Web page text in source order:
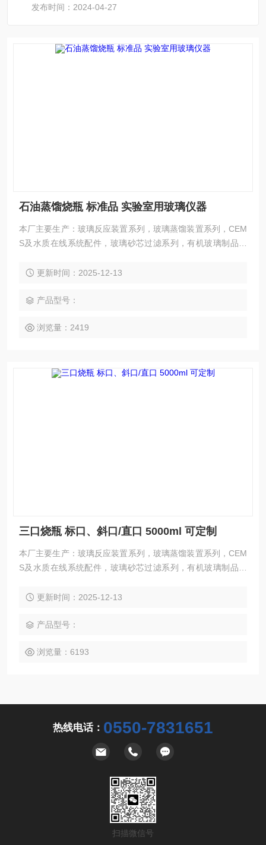
发布时间：2024-04-27
石油蒸馏烧瓶 标准品 实验室用玻璃仪器
本厂主要生产：玻璃反应装置系列，玻璃蒸馏装置系列，CEM
S及水质在线系统配件，玻璃砂芯过滤系列，有机玻璃制品系
列，玻璃成套仪器系列，玻璃镀银及高真空仪器系列，标准口/
更新时间：2025-12-13
产品型号：
浏览量：2419
三口烧瓶 标口、斜口/直口 5000ml 可定制
本厂主要生产：玻璃反应装置系列，玻璃蒸馏装置系列，CEM
S及水质在线系统配件，玻璃砂芯过滤系列，有机玻璃制品系
列，玻璃成套仪器系列，玻璃镀银及高真空仪器系列，标准口/
更新时间：2025-12-13
产品型号：
浏览量：6193
热线电话： 0550-7831651
扫描微信号